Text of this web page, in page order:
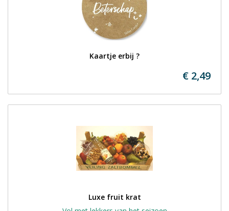
Kaartje erbij ?
€ 2,49
Luxe fruit krat